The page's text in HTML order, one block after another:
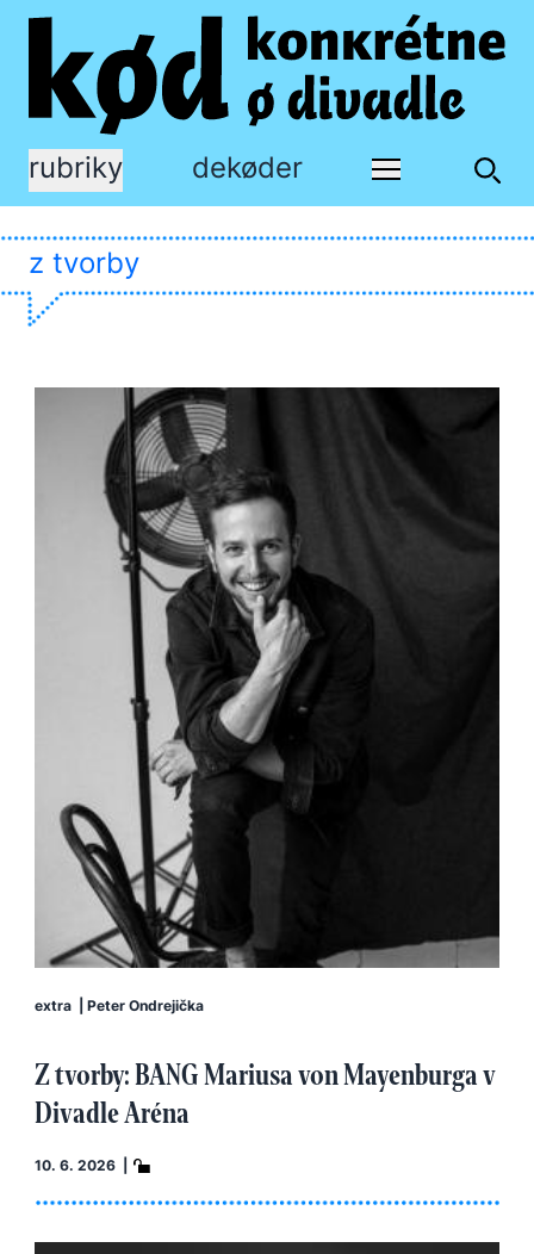
rubriky dekøder
z tvorby
extra Peter Ondrejička
Z tvorby: BANG Mariusa von Mayenburga v
Divadle Aréna
10. 6. 2026 |